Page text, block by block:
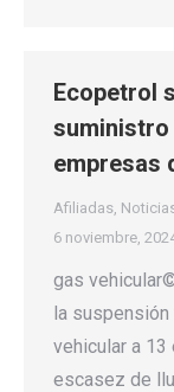
Ecopetrol
suministro
empresas
Afiliadas,
6 noviembre,
gas
la
vehicular a
escasez de